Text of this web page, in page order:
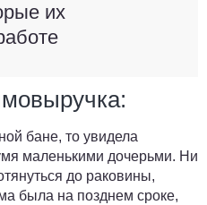
их
бане, то увидела
маленькими дочерьми. Ни
до раковины,
была на позднем сроке,